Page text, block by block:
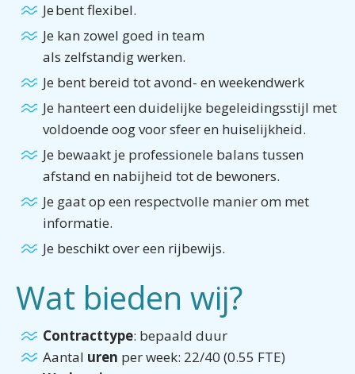
Je bent flexibel.
Je kan zowel goed in team
als zelfstandig werken.
Je bent bereid tot avond- en weekendwerk
Je hanteert een duidelijke begeleidingsstijl met
voldoende oog voor sfeer en huiselijkheid.
Je bewaakt je professionele balans tussen
afstand en nabijheid tot de bewoners.
Je gaat op een respectvolle manier om met
informatie.
Je beschikt over een rijbewijs.
Wat bieden wij?
Contracttype: bepaald duur
Aantal uren per week: 22/40 (0.55 FTE)